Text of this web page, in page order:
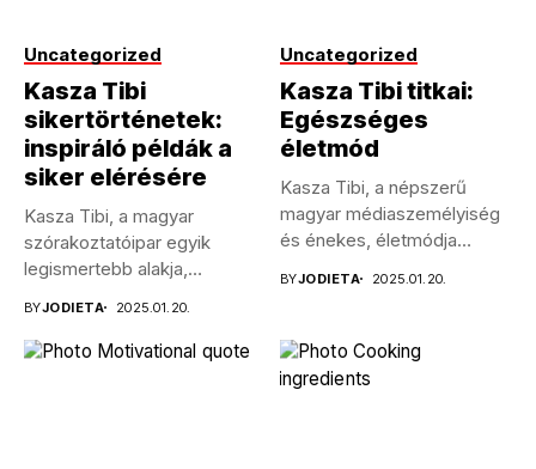
Uncategorized
Kasza Tibi
sikertörténetek:
inspiráló példák a
siker elérésére
Kasza Tibi, a magyar
szórakoztatóipar egyik
legismertebb alakja,
BYJODIETA 2025.01.20.
Uncategorized
Kasza Tibi titkai:
Egészséges
életmód
Kasza Tibi, a népszerű
magyar médiaszemélyiség
és énekes, életmódja
BYJODIETA 2025.01.20.